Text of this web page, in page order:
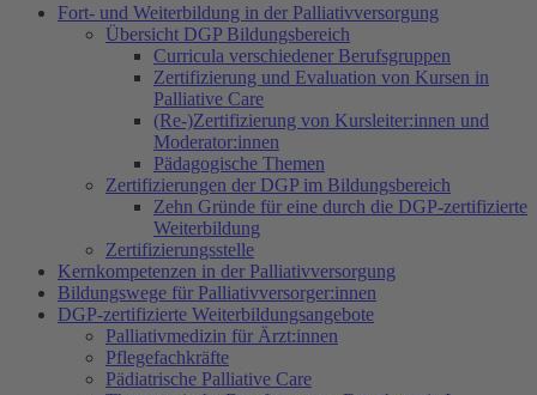
Fort- und Weiterbildung in der Palliativversorgung
Übersicht DGP Bildungsbereich
Curricula verschiedener Berufsgruppen
Zertifizierung und Evaluation von Kursen in
Palliative Care
(Re-)Zertifizierung von Kursleiter:innen und
Moderator:innen
Pädagogische Themen
Zertifizierungen der DGP im Bildungsbereich
Zehn Gründe für eine durch die DGP-zertifizierte
Weiterbildung
Zertifizierungsstelle
Kernkompetenzen in der Palliativversorgung
Bildungswege für Palliativversorger:innen
DGP-zertifizierte Weiterbildungsangebote
Palliativmedizin für Ärzt:innen
Pflegefachkräfte
Pädiatrische Palliative Care